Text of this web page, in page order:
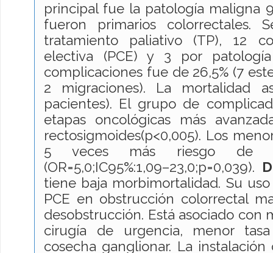
principal fue la patología maligna
fueron primarios colorrectales.
tratamiento paliativo (TP), 12
electiva (PCE) y 3 por
complicaciones fue de 26,5% (7
2 migraciones). La mortalidad
pacientes). El grupo de
etapas oncológicas más
rectosigmoides(p<0,005). Los
5 veces más riesgo de
(OR=5,0;IC95%:1,09–23,0;p=0,039).
tiene baja morbimortalidad. Su
PCE en obstrucción colorrectal
desobstrucción. Está asociado con
cirugía de urgencia, menor
cosecha ganglionar. La